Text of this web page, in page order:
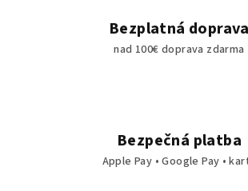
Bezplatná doprava
nad 100€ doprava zdarma
Bezpečná platba
Apple Pay • Google Pay •